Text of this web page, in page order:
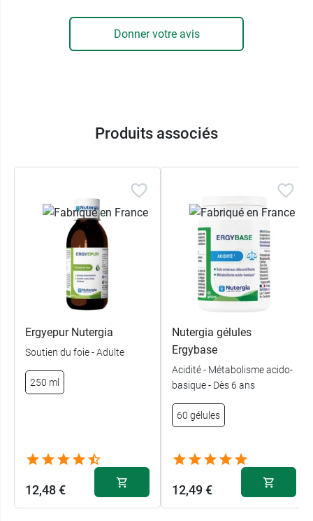
Donner votre avis
Produits associés
Ergyepur Nutergia
Soutien du foie - Adulte
250 ml
12,48 €
Nutergia gélules
Ergybase
Acidité - Métabolisme acido-
basique - Dès 6 ans
60 gélules
12,49 €